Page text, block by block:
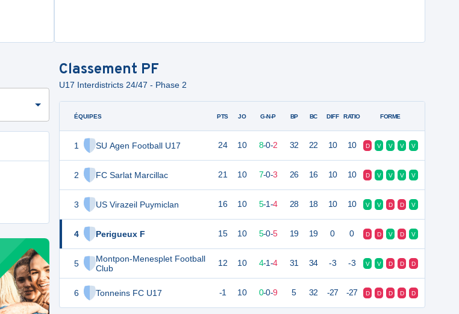
Classement PF
U17 Interdistricts 24/47 - Phase 2
ÉQUIPES
1 SU Agen Football U17
2 FC Sarlat Marcillac
3 US Virazeil Puymiclan
4 Perigueux F
5
Montpon-Menesplet Football
Club
6 Tonneins FC U17
PTS JO G-N-P BP BC DIFF RATIO FORME
24 10 8-0-2 32 22 10 10 D V V V V
21 10 7-0-3 26 16 10 10 D V V V V
16 10 5-1-4 28 18 10 10 V V D D V
15 10 5-0-5 19 19 0 0 D D V D V
12 10 4-1-4 31 34 -3 -3 V V D D D
-1 10 0-0-9 5 32 -27 -27 D D D D D